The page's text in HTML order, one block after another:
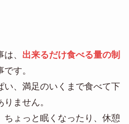
、 出来るだけ食べる量の制
す。
い、満足のいくまで食べて下
ません。
ちょっと眠くなったり、休憩